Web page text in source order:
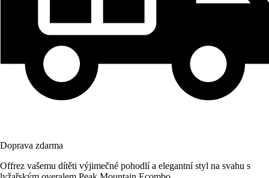
Doprava zdarma
Offrez vašemu dítěti výjimečné pohodlí a elegantní styl na svahu s